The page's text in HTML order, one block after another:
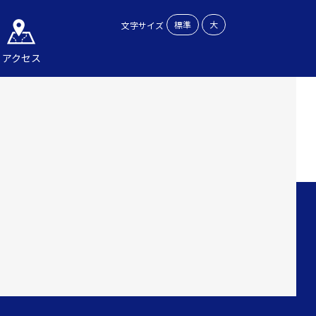
アクセス
文字サイズ 標準 大